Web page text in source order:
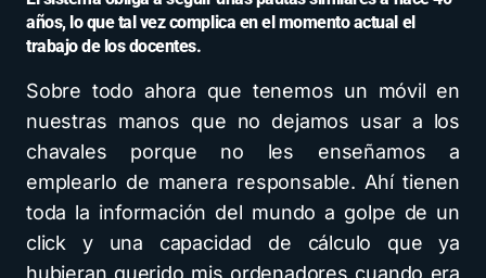
años, lo que tal vez complica en el momento actual el
trabajo de los docentes.
Sobre todo ahora que tenemos un móvil en
nuestras manos que no dejamos usar a los
chavales porque no les enseñamos a
emplearlo de manera responsable. Ahí tienen
toda la información del mundo a golpe de un
click y una capacidad de cálculo que ya